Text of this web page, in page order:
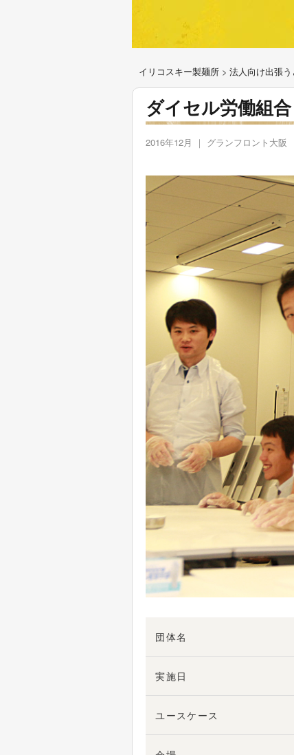
イリコスキー製麺所 > 法人向け出張
ダイセル労働組
2016年12月 ｜ グランフロント大阪
団体名
実施日
ユースケース